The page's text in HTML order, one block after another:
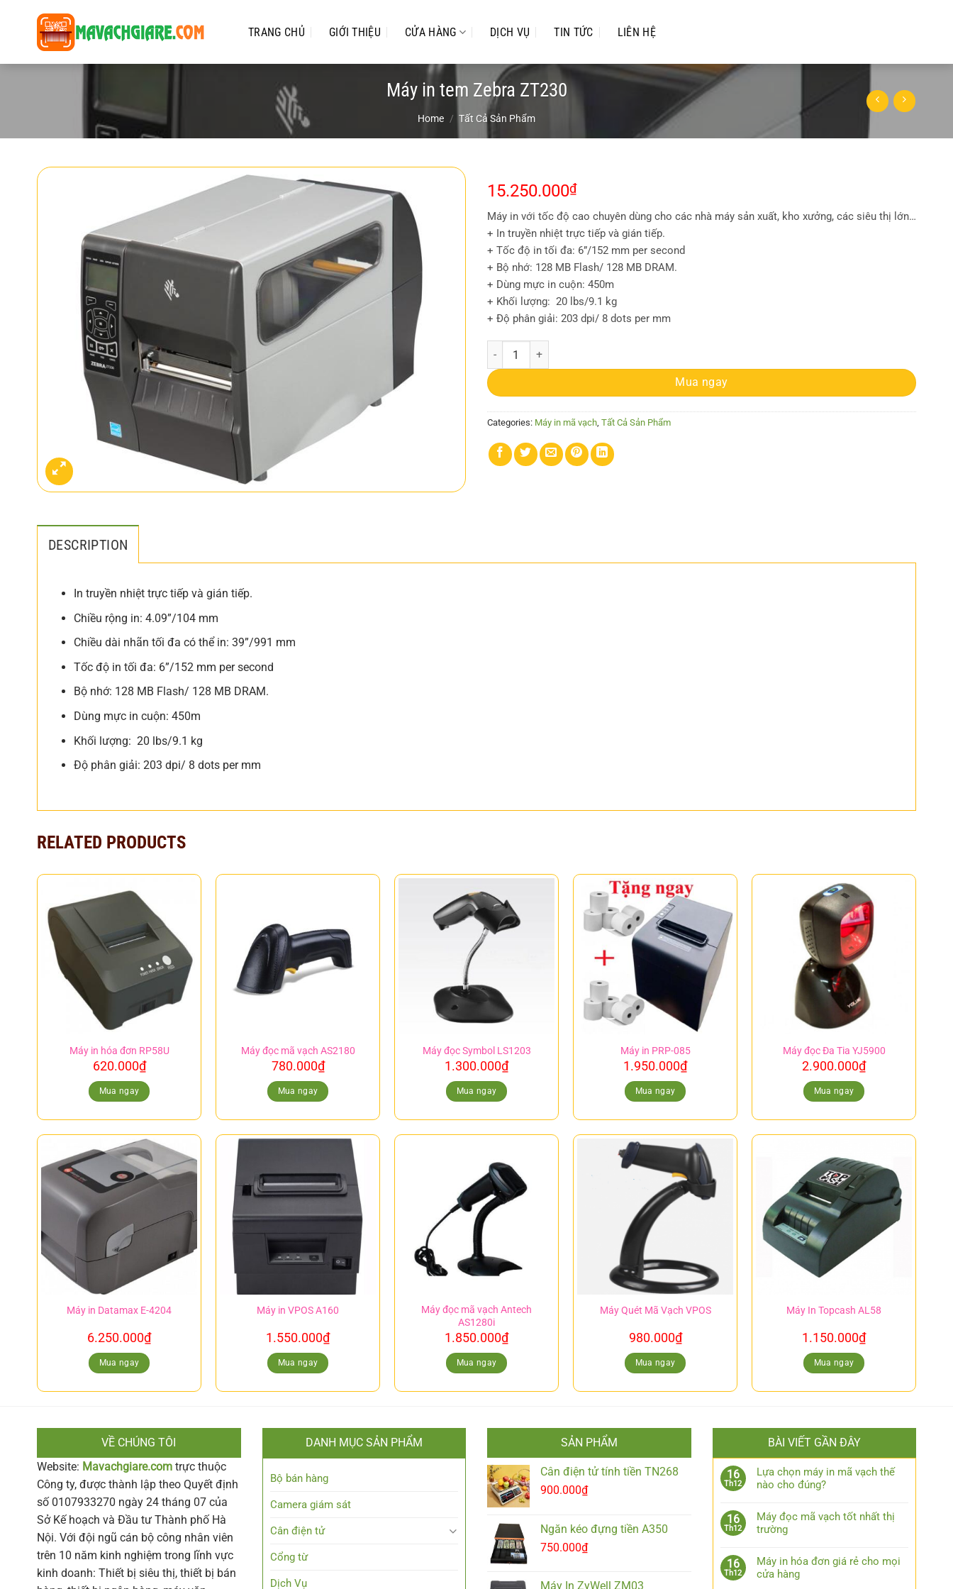
dung
TRANG CHỦ GIỚI THIỆU CỬA HÀNG DỊCH VỤ TIN TỨC LIÊN HỆ
Máy in tem Zebra ZT230
Home / Tất Cả Sản Phẩm
15.250.000₫
Máy in với tốc độ cao chuyên dùng cho các nhà máy sản xuất, kho xưởng, các siêu thị lớn…
+ In truyền nhiệt trực tiếp và gián tiếp.
+ Tốc độ in tối đa: 6”/152 mm per second
+ Bộ nhớ: 128 MB Flash/ 128 MB DRAM.
+ Dùng mực in cuộn: 450m
+ Khối lượng: 20 lbs/9.1 kg
+ Độ phân giải: 203 dpi/ 8 dots per mm
Máy in tem Zebra ZT230 quantity
Mua ngay
Categories: Máy in mã vạch, Tất Cả Sản Phẩm
DESCRIPTION
In truyền nhiệt trực tiếp và gián tiếp.
Chiều rộng in: 4.09”/104 mm
Chiều dài nhãn tối đa có thể in: 39”/991 mm
Tốc độ in tối đa: 6”/152 mm per second
Bộ nhớ: 128 MB Flash/ 128 MB DRAM.
Dùng mực in cuộn: 450m
Khối lượng: 20 lbs/9.1 kg
Độ phân giải: 203 dpi/ 8 dots per mm
RELATED PRODUCTS
Máy in hóa đơn RP58U
620.000₫
Mua ngay
Máy đọc mã vạch AS2180
780.000₫
Mua ngay
Máy đọc Symbol LS1203
1.300.000₫
Mua ngay
Máy in PRP-085
1.950.000₫
Mua ngay
Máy đọc Đa Tia YJ5900
2.900.000₫
Mua ngay
Máy in Datamax E-4204
6.250.000₫
Mua ngay
Máy in VPOS A160
1.550.000₫
Mua ngay
Máy đọc mã vạch Antech
AS1280i
1.850.000₫
Mua ngay
Máy Quét Mã Vạch VPOS
980.000₫
Mua ngay
Máy In Topcash AL58
1.150.000₫
Mua ngay
VỀ CHÚNG TÔI
Website: Mavachgiare.com trực thuộc
Công ty, được thành lập theo Quyết định
số 0107933270 ngày 24 tháng 07 của
Sở Kế hoạch và Đầu tư Thành phố Hà
Nội. Với đội ngũ cán bộ công nhân viên
trên 10 năm kinh nghiệm trong lĩnh vực
kinh doanh: Thiết bị siêu thị, thiết bị bán
DANH MỤC SẢN PHẨM
Bộ bán hàng
Camera giám sát
Cân điện tử
Cổng từ
Dịch Vụ
SẢN PHẨM
Cân điện tử tính tiền TN268
900.000₫
Ngăn kéo đựng tiền A350
750.000₫
Máy In ZyWell ZM03
BÀI VIẾT GẦN ĐÂY
16
Th12
Lựa chọn máy in mã vạch thế
nào cho đúng?
16
Th12
Máy đọc mã vạch tốt nhất thị
trường
16
Th12
Máy in hóa đơn giá rẻ cho mọi
cửa hàng